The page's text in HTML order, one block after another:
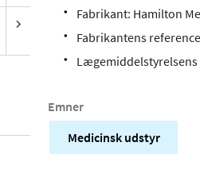
Fabrikant: Hamilton
Fabrikantens
Emner
Medicinsk udstyr